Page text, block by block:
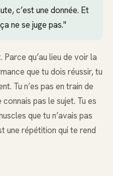
c’est une donnée. Et
ne se juge pas."
qu’au lieu de voir la
que tu dois réussir, tu
Tu n’es pas en train de
pas le sujet. Tu es
que tu n’avais pas
une répétition qui te rend